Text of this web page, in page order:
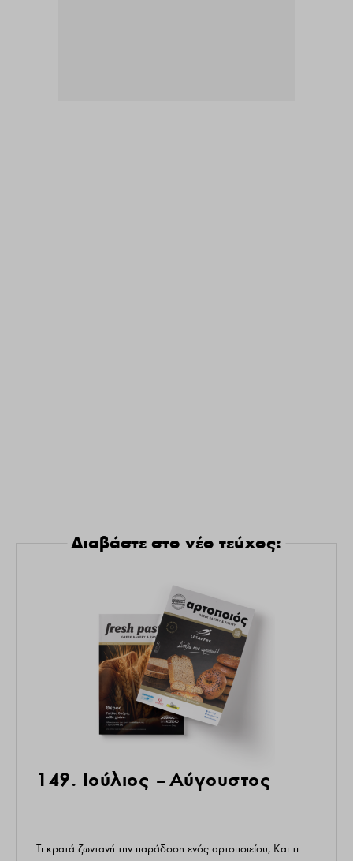
Διαβάστε στο νέο τεύχος:
149. Ιούλιος – Αύγουστος
Τι κρατά ζωντανή την παράδοση ενός αρτοποιείου; Και τι